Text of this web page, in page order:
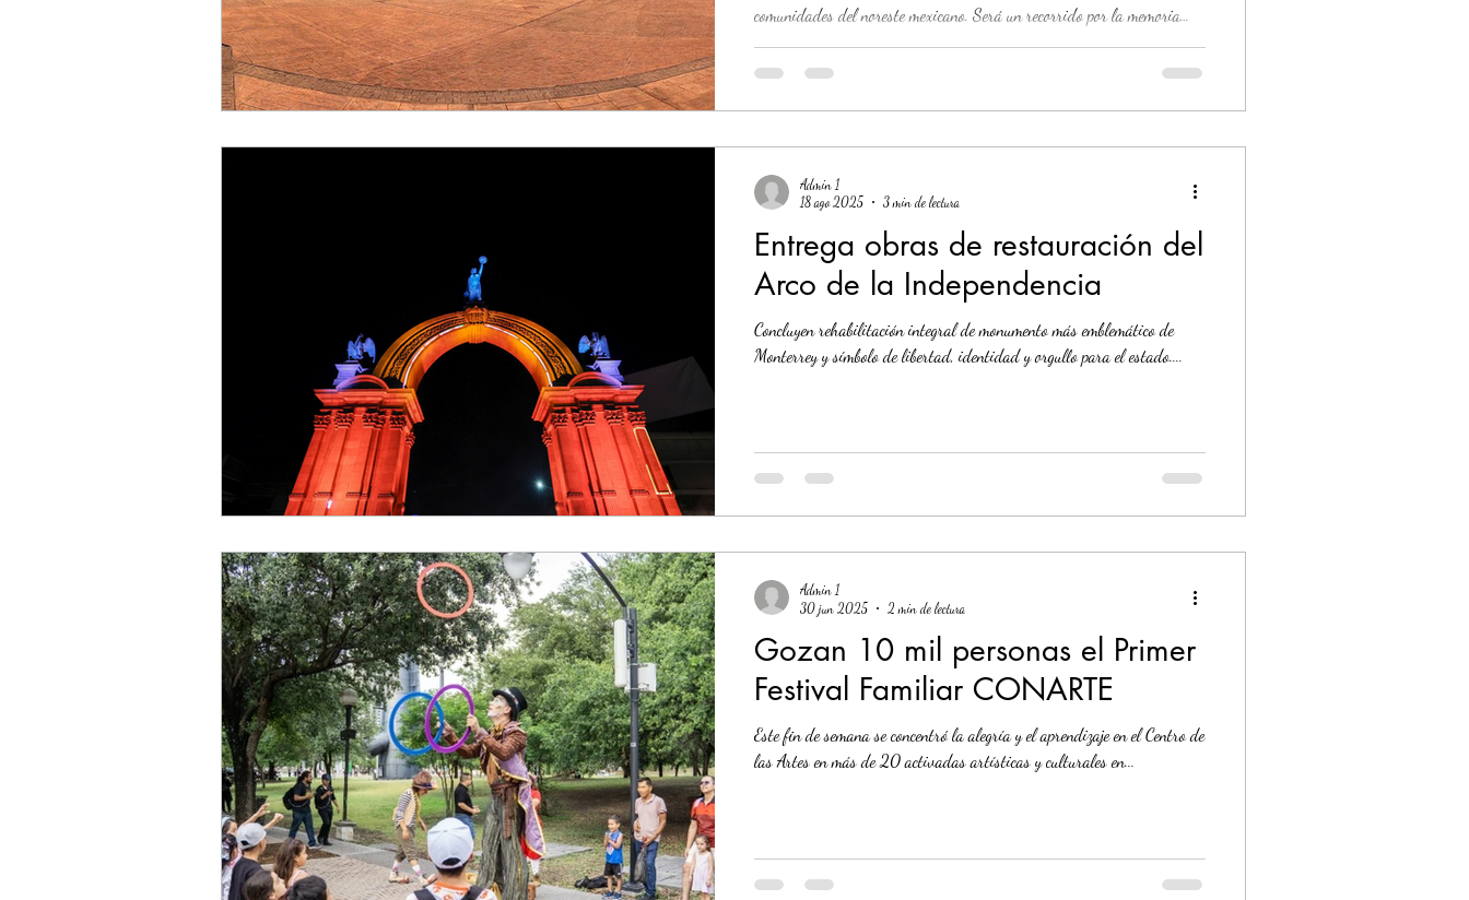
comunidades del noreste mexicano. Será un recorrido por la memoria
Victoria, en Tamaulipas; General Escobedo, en Nuevo León; Sabinas, en
Entrega obras de restauración del
Arco de la Independencia
Concluyen rehabilitación integral de monumento más emblemático de
Monterrey y símbolo de libertad, identidad y orgullo para el estado....
Admin 1
18 ago 2025
3 min de lectura
Gozan 10 mil personas el Primer
Festival Familiar CONARTE
Este fin de semana se concentró la alegría y el aprendizaje en el Centro de
las Artes en más de 20 activadas artísticas y culturales en...
Admin 1
30 jun 2025
2 min de lectura